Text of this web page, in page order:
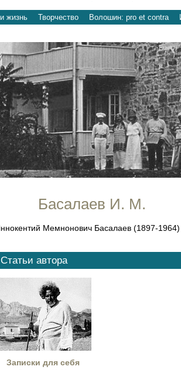
жизнь Творчество Волошин: pro et contra
Басалаев И. М.
Мемнонович Басалаев (1897-1964)
Статьи автора
Записки для себя